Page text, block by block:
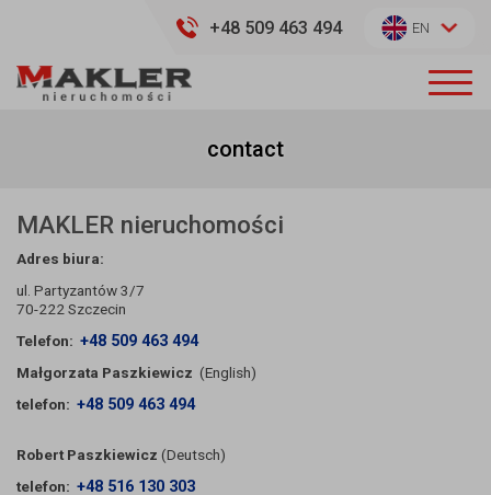
+48 509 463 494 EN
contact
MAKLER nieruchomości
Adres biura:
ul. Partyzantów 3/7
70-222 Szczecin
Telefon: +48 509 463 494
Małgorzata Paszkiewicz (English)
telefon: +48 509 463 494
Robert Paszkiewicz (Deutsch)
telefon: +48 516 130 303